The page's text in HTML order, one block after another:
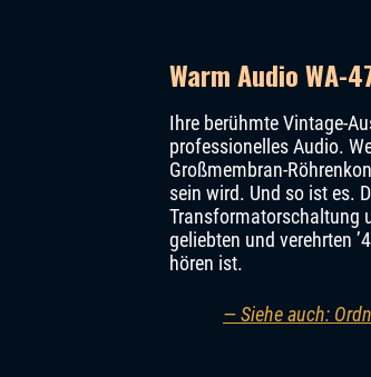
Warm Audio WA-
Ihre berühmte Vintage-
professionelles Audio.
Großmembran-
sein wird. Und so ist es.
Transformatorschaltung
geliebten und verehrten
hören ist.
— Siehe auch: